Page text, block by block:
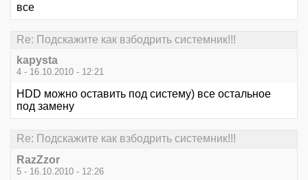
все
Re: Подскажите как взбодрить системник!!!
kapysta
4 - 16.10.2010 - 12:21
HDD можно оставить под систему) все остальное
под замену
Re: Подскажите как взбодрить системник!!!
RazZzor
5 - 16.10.2010 - 12:26